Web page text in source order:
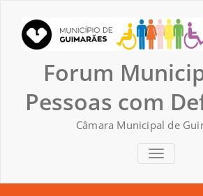
content
Forum
Pessoas com
Câmara Municipal de
TOGGLE